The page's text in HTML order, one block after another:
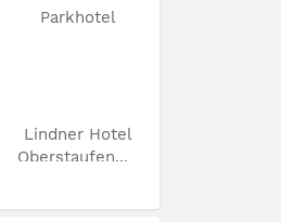
Lindner Hotel
Oberstaufen...